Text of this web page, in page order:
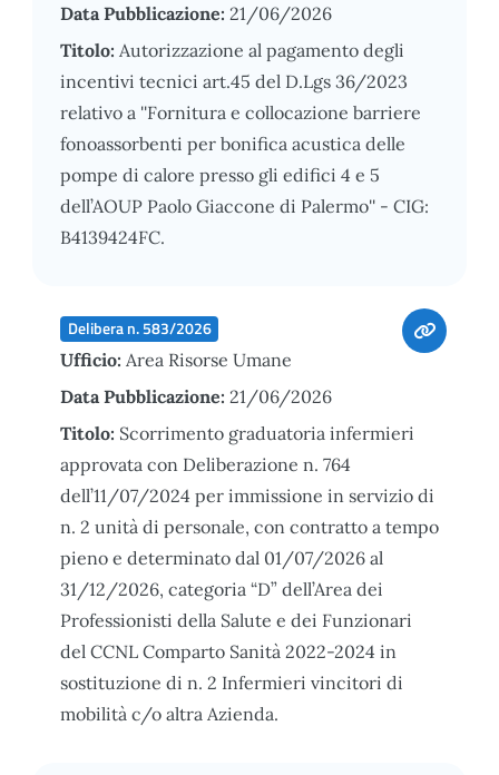
Data Pubblicazione: 21/06/2026
Titolo: Autorizzazione al pagamento degli
incentivi tecnici art.45 del D.Lgs 36/2023
relativo a ''Fornitura e collocazione barriere
fonoassorbenti per bonifica acustica delle
pompe di calore presso gli edifici 4 e 5
dell’AOUP Paolo Giaccone di Palermo'' - CIG:
B4139424FC.
Delibera n. 583/2026
Ufficio: Area Risorse Umane
Data Pubblicazione: 21/06/2026
Titolo: Scorrimento graduatoria infermieri
approvata con Deliberazione n. 764
dell’11/07/2024 per immissione in servizio di
n. 2 unità di personale, con contratto a tempo
pieno e determinato dal 01/07/2026 al
31/12/2026, categoria “D” dell’Area dei
Professionisti della Salute e dei Funzionari
del CCNL Comparto Sanità 2022-2024 in
sostituzione di n. 2 Infermieri vincitori di
mobilità c/o altra Azienda.